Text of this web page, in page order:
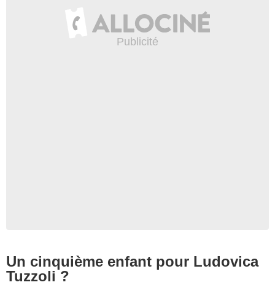
Un cinquième enfant pour Ludovica
Tuzzoli ?